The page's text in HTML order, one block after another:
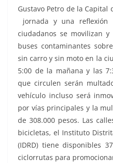
Gustavo Petro de la
jornada y una
ciudadanos se movilizan
buses contaminantes
sin carro y sin moto en la
5:00 de la mañana y las
que circulen serán
vehículo incluso será
por vías principales y la
de 308.000 pesos. Las
bicicletas, el Instituto
(IDRD) tiene disponibles
ciclorrutas para